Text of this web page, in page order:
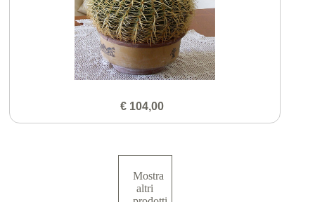
€ 104,00
Mostra
altri